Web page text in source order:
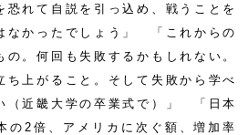
恐れて自説を引っ込め、戦うことを
なかったでしょう」 「これからの
。何回も失敗するかもしれない。
ち上がること。そして失敗から学べ
（近畿大学の卒業式で）」 「日本
の2倍、アメリカに次ぐ額、増加率